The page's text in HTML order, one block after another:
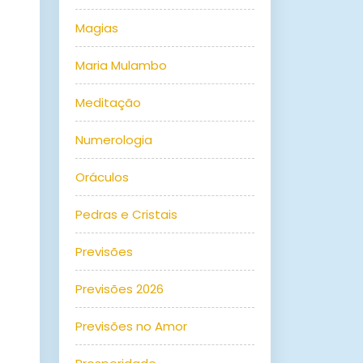
Magias
Maria Mulambo
Meditação
Numerologia
Oráculos
Pedras e Cristais
Previsões
Previsões 2026
Previsões no Amor